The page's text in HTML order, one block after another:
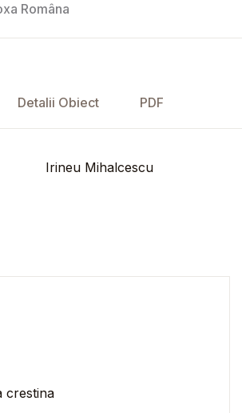
Româna
Detalii Obiect PDF
Irineu Mihalcescu
crestina